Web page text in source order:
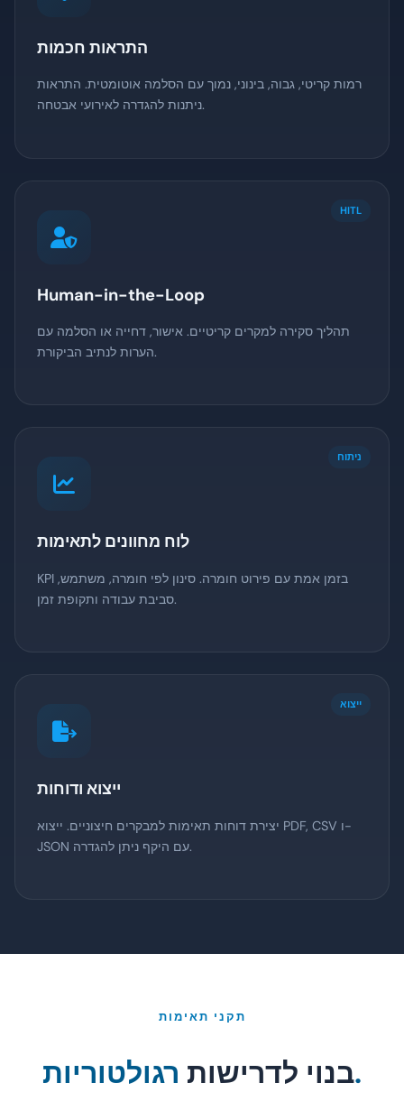
התראות חכמות
רמות קריטי, גבוה, בינוני, נמוך עם הסלמה אוטומטית. התראות
ניתנות להגדרה לאירועי אבטחה.
HITL
Human-in-the-Loop
תהליך סקירה למקרים קריטיים. אישור, דחייה או הסלמה עם
הערות לנתיב הביקורת.
ניתוח
לוח מחוונים לתאימות
KPI בזמן אמת עם פירוט חומרה. סינון לפי חומרה, משתמש,
סביבת עבודה ותקופת זמן.
ייצוא
ייצוא ודוחות
יצירת דוחות תאימות למבקרים חיצוניים. ייצוא PDF, CSV ו-
JSON עם היקף ניתן להגדרה.
תקני תאימות
בנוי לדרישותרגולטוריות.